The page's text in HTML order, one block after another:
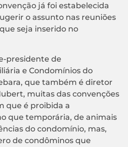
já foi estabelecida
o assunto nas reuniões
seja inserido no
presidente de
e Condomínios do
que também é diretor
muitas das convenções
que é proibida a
que temporária, de animais
do condomínio, mas,
de condôminos que